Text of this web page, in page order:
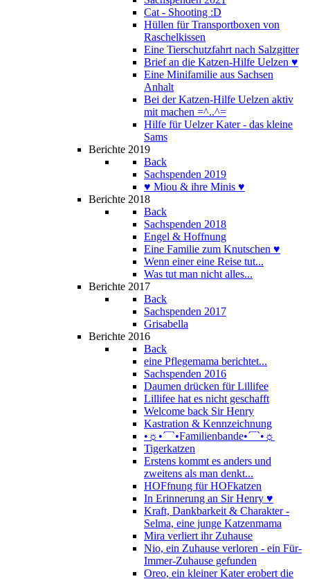
Cat - Shooting :D
Hüllen für Transportboxen von
Raschelkissen
Eine Tierschutzfahrt nach Salzgitter
Brief an die Katzen-Hilfe Uelzen ♥
Eine Minifamilie aus Sachsen
Anhalt
Bei der Katzen-Hilfe Uelzen aktiv
mit machen =^..^=
Hilfe für Uelzer Kater - das kleine
Sams
Berichte 2019
Back
Sachspenden 2019
♥ Miou & ihre Minis ♥
Berichte 2018
Back
Sachspenden 2018
Engel & Hoffnung
Eine Familie zum Knutschen ♥
Wenn einer eine Reise tut...
Was tut man nicht alles...
Berichte 2017
Back
Sachspenden 2017
Grisabella
Berichte 2016
Back
eine Pflegemama berichtet...
Sachspenden 2016
Daumen drücken für Lillifee
Lillifee hat es nicht geschafft
Welcome back Sir Henry
Kastration & Kennzeichnung
•☼•´¯`•Familienbande•´¯`•☼
Tigerkatzen
Erstens kommt es anders und
zweitens als man denkt...
HOFfnung für HOFkatzen
In Erinnerung an Sir Henry ♥
Kraft, Dankbarkeit & Charakter -
Selma, eine junge Katzenmama
Mira verliert ihr Zuhause
Nio, ein Zuhause verloren - ein Für-
Immer-Zuhause gefunden
Oreo, ein kleiner Kater erobert die